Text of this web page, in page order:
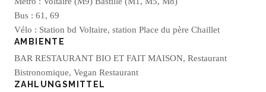
Bus : 61, 69
Vélo : Station bd Voltaire, station Place du père Chaillet
AMBIENTE
BAR RESTAURANT BIO ET FAIT MAISON, Restaurant
Bistronomique, Vegan Restaurant
ZAHLUNGSMITTEL